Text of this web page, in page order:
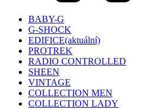
BABY-G
G-SHOCK
EDIFICE(aktuální)
PROTREK
RADIO CONTROLLED
SHEEN
VINTAGE
COLLECTION MEN
COLLECTION LADY